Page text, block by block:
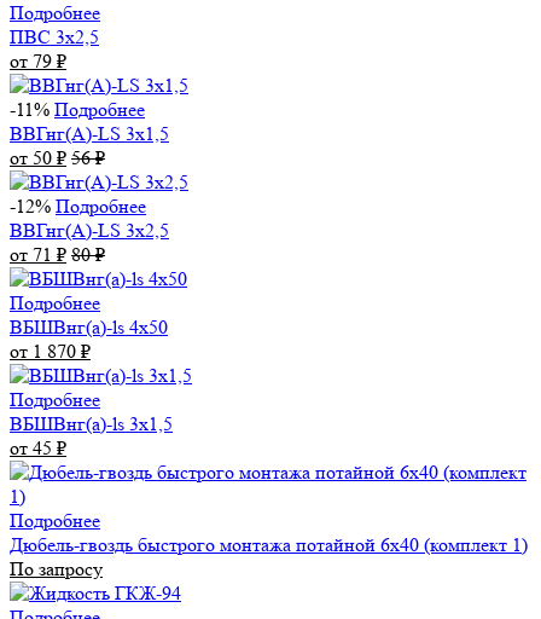
Подробнее
ПВС 3х2,5
от 79 ₽
-11% Подробнее
ВВГнг(А)-LS 3х1,5
от 50 ₽ 56₽
-12% Подробнее
ВВГнг(А)-LS 3х2,5
от 71 ₽ 80₽
Подробнее
ВБШВнг(а)-ls 4x50
от 1 870 ₽
Подробнее
ВБШВнг(а)-ls 3х1,5
от 45 ₽
Подробнее
Дюбель-гвоздь быстрого монтажа потайной 6х40 (комплект 1)
По запросу